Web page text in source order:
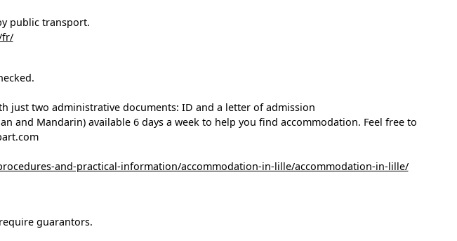
public transport.
fr/
just two administrative documents: ID and a letter of admission
and Mandarin) available 6 days a week to help you find accommodation. Feel free to
and-practical-information/accommodation-in-lille/accommodation-in-lille/
guarantors.